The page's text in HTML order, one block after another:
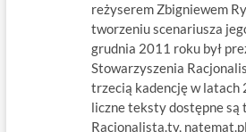
reżyserem Zbigniewem
tworzeniu scenariusza
grudnia 2011 roku był
Stowarzyszenia
trzecią kadencję w latach
liczne teksty dostępne są
Racjonalista.tv,